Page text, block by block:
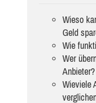
Wieso
Geld
Wie
Wer
Anbieter?
Wieviele